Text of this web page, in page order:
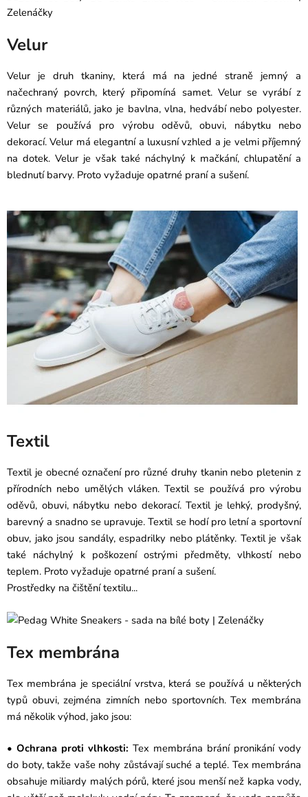
Velur
Velur je druh tkaniny, která má na jedné straně jemný a
načechraný povrch, který připomíná samet. Velur se vyrábí z
různých materiálů, jako je bavlna, vlna, hedvábí nebo polyester.
Velur se používá pro výrobu oděvů, obuvi, nábytku nebo
dekorací. Velur má elegantní a luxusní vzhled a je velmi příjemný
na dotek. Velur je však také náchylný k mačkání, chlupatění a
blednutí barvy. Proto vyžaduje opatrné praní a sušení.
Textil
Textil je obecné označení pro různé druhy tkanin nebo pletenin z
přírodních nebo umělých vláken. Textil se používá pro výrobu
oděvů, obuvi, nábytku nebo dekorací. Textil je lehký, prodyšný,
barevný a snadno se upravuje. Textil se hodí pro letní a sportovní
obuv, jako jsou sandály, espadrilky nebo plátěnky. Textil je však
také náchylný k poškození ostrými předměty, vlhkostí nebo
teplem. Proto vyžaduje opatrné praní a sušení.
Prostředky na čištění textilu...
Tex membrána
Tex membrána je speciální vrstva, která se používá u některých
typů obuvi, zejména zimních nebo sportovních. Tex membrána
má několik výhod, jako jsou:
• Ochrana proti vlhkosti: Tex membrána brání pronikání vody
do boty, takže vaše nohy zůstávají suché a teplé. Tex membrána
obsahuje miliardy malých pórů, které jsou menší než kapka vody,